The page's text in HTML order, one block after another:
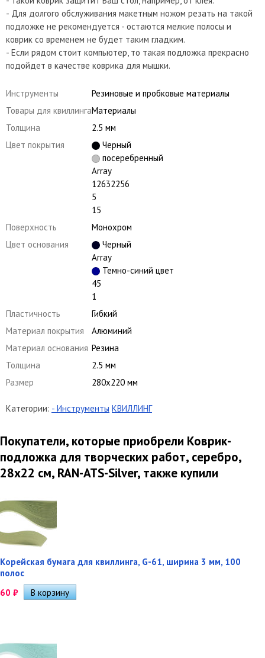
- Для долгого обслуживания макетным ножом резать на такой
подложке не рекомендуется - остаются мелкие полосы и
коврик со временем не будет таким гладким.
- Если рядом стоит компьютер, то такая подложка прекрасно
подойдет в качестве коврика для мышки.
Инструменты
Резиновые и пробковые материалы
Товары для квиллингаМатериалы
Толщина
2.5 мм
Цвет покрытия
Черный
посеребренный
Array
12632256
5
15
Поверхность
Монохром
Цвет основания
Черный
Array
Темно-синий цвет
45
1
Пластичность
Гибкий
Материал покрытия
Алюминий
Материал основания Резина
Толщина
2.5 мм
Размер
280х220 мм
Категории: - Инструменты КВИЛЛИНГ
Покупатели, которые приобрели Коврик-
подложка для творческих работ, серебро,
28х22 см, RAN-ATS-Silver, также купили
Корейская бумага для квиллинга, G-61, ширина 3 мм, 100
полос
60 ₽